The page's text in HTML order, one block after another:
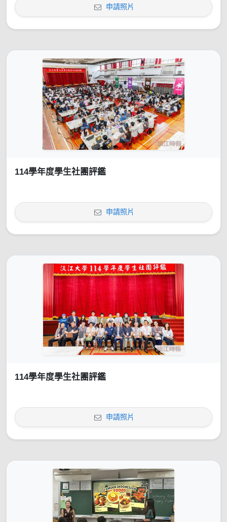
申請照片
114學年度學生社團評鑑
申請照片
114學年度學生社團評鑑
申請照片